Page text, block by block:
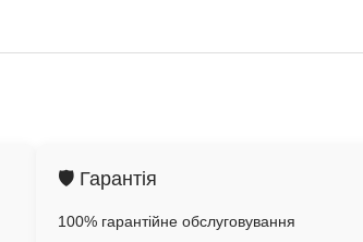
🛡️ Гарантія
100% гарантійне обслуговування